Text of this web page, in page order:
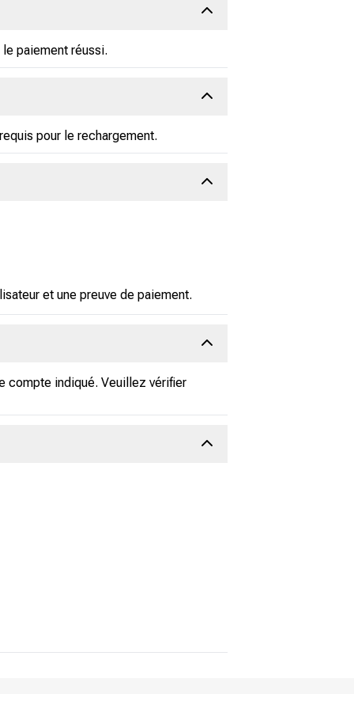
paiement réussi.
pour le rechargement.
et une preuve de paiement.
compte indiqué. Veuillez vérifier